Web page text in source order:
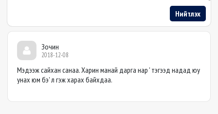
Нийтлэх
Зочин
2018-12-08
Мэдээж сайхан санаа. Харин манай дарга нар ' тэгээд надад юу
унах юм бэ' л гэж харах байхдаа.